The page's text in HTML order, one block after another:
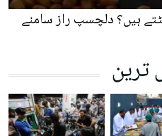
ہیں؟ دلچسپ راز سامنے
ترین